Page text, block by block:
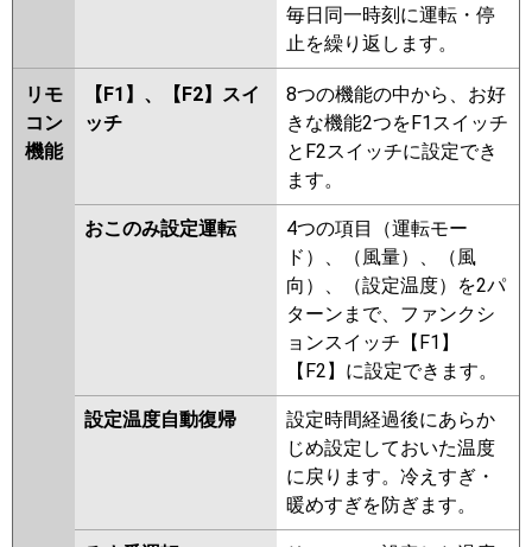
P280VK6HDN PA-P280V6HDN
PA-P280T6HDA PA-
P280T6HDN1
毎日同一時刻に運転・停
止を繰り返します。
リモ
コン
機能
【F1】、【F2】スイ
ッチ
8つの機能の中から、お好
きな機能2つをF1スイッチ
とF2スイッチに設定でき
ます。
おこのみ設定運転
4つの項目（運転モー
ド）、（風量）、（風
向）、（設定温度）を2パ
ターンまで、ファンクシ
ョンスイッチ【F1】
【F2】に設定できます。
設定温度自動復帰
設定時間経過後にあらか
じめ設定しておいた温度
に戻ります。冷えすぎ・
暖めすぎを防ぎます。